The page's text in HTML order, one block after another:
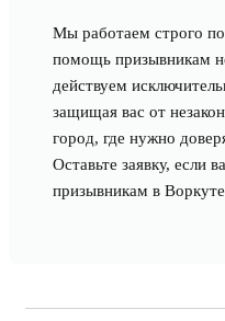
Мы работаем строго
помощь призывникам
действуем
защищая вас от
город, где нужно
Оставьте заявку, если
призывникам в